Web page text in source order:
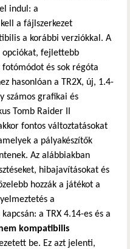
indul: a
a fájlszerkezet
a korábbi verziókkal. A
opciókat, fejlettebb
és sok régóta
hasonlóan a TR2X, új, 1.4-
számos grafikai és
Tomb Raider II
fontos változtatásokat
a pályakészítők
Az alábbiakban
hibajavításokat és
hozzák a játékot a
a
a TRX 4.14-es és a
kompatibilis
be. Ez azt jelenti,